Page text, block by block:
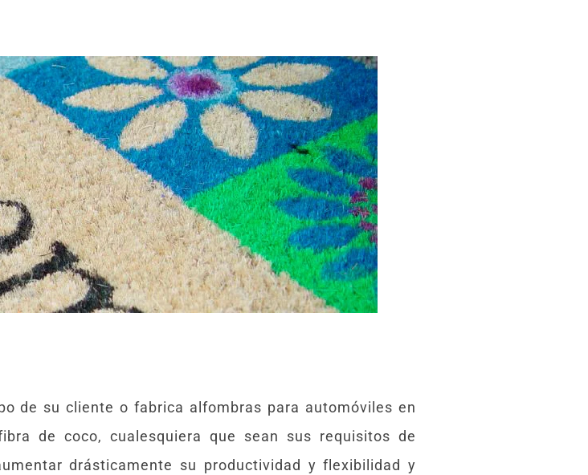
de su cliente o fabrica alfombras para automóviles en
de coco, cualesquiera que sean sus requisitos de
drásticamente su productividad y flexibilidad y